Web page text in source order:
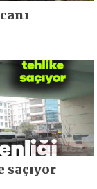
saçıyor